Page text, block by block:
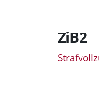
ZiB2